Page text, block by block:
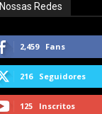
Nossas Redes
2,459 Fans
216 Seguidores
125 Inscritos